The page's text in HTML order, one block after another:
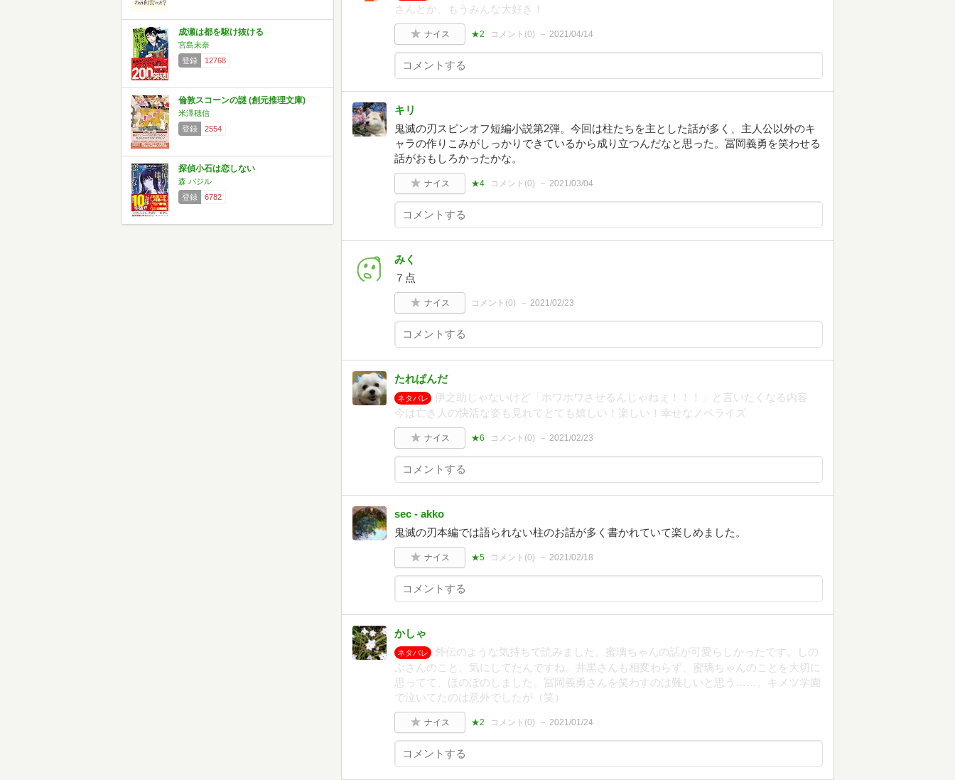
成瀬は都を駆け抜ける
宮島未奈
登録
12768
倫敦スコーンの謎 (創元推理文庫)
米澤穂信
登録
2554
探偵小石は恋しない
森 バジル
登録
6782
さんとか、もうみんな大好き！
ナイス ★2 コメント(0) 2021/04/14
キリ
鬼滅の刃スピンオフ短編小説第2弾。今回は柱たちを主とした話が多く、主人公以外のキ
ャラの作りこみがしっかりできているから成り立つんだなと思った。冨岡義勇を笑わせる
話がおもしろかったかな。
ナイス ★4 コメント(0) 2021/03/04
みく
７点
ナイス コメント(0) 2021/02/23
たれぱんだ
ネタバレ
伊之助じゃないけど「ホワホワさせるんじゃねぇ！！！」と言いたくなる内容
今は亡き人の快活な姿も見れてとても嬉しい！楽しい！幸せなノベライズ
ナイス ★6 コメント(0) 2021/02/23
sec - akko
鬼滅の刃本編では語られない柱のお話が多く書かれていて楽しめました。
ナイス ★5 コメント(0) 2021/02/18
かしゃ
ネタバレ
外伝のような気持ちで読みました。蜜璃ちゃんの話が可愛らしかったです。しの
ぶさんのこと、気にしてたんですね。井黒さんも相変わらず、蜜璃ちゃんのことを大切に
思ってて、ほのぼのしました。冨岡義勇さんを笑わすのは難しいと思う……。キメツ学園
で泣いてたのは意外でしたが（笑）
ナイス ★2 コメント(0) 2021/01/24